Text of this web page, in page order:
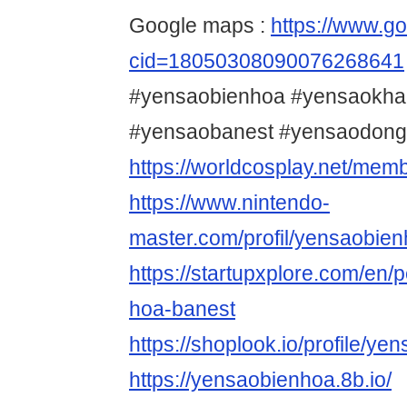
Google maps : https://
cid=18050308090076268641
#yensaobienhoa
#yensaobanest
https://worldcosplay.net/
https://www.nintendo-
master.com/profil/
https://startupxplore.com/en/
hoa-banest
https://shoplook.io/profile/
https://yensaobienhoa.8b.io/